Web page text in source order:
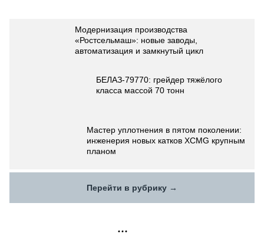
Модернизация производства
«Ростсельмаш»: новые заводы,
автоматизация и замкнутый цикл
БЕЛАЗ-79770: грейдер тяжёлого
класса массой 70 тонн
Мастер уплотнения в пятом поколении:
инженерия новых катков XCMG крупным
планом
Перейти в рубрику →